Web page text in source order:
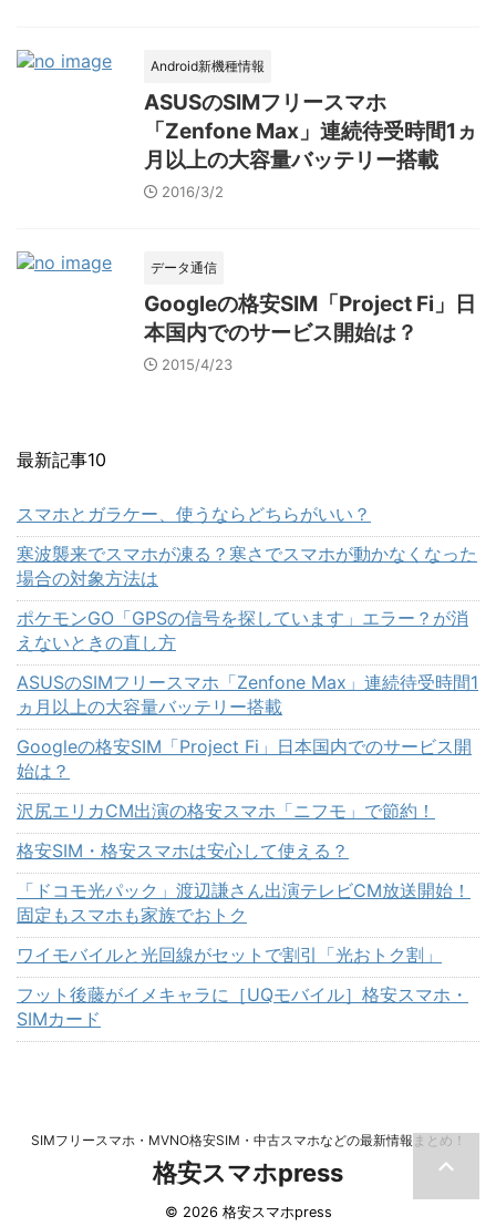
Android新機種情報
ASUSのSIMフリースマホ
「Zenfone Max」連続待受時間1ヵ
月以上の大容量バッテリー搭載
2016/3/2
データ通信
Googleの格安SIM「Project Fi」日
本国内でのサービス開始は？
2015/4/23
最新記事10
スマホとガラケー、使うならどちらがいい？
寒波襲来でスマホが凍る？寒さでスマホが動かなくなった
場合の対象方法は
ポケモンGO「GPSの信号を探しています」エラー？が消
えないときの直し方
ASUSのSIMフリースマホ「Zenfone Max」連続待受時間1
ヵ月以上の大容量バッテリー搭載
Googleの格安SIM「Project Fi」日本国内でのサービス開
始は？
沢尻エリカCM出演の格安スマホ「ニフモ」で節約！
格安SIM・格安スマホは安心して使える？
「ドコモ光パック」渡辺謙さん出演テレビCM放送開始！
固定もスマホも家族でおトク
ワイモバイルと光回線がセットで割引「光おトク割」
フット後藤がイメキャラに［UQモバイル］格安スマホ・
SIMカード
SIMフリースマホ・MVNO格安SIM・中古スマホなどの最新情報まとめ！
格安スマホpress
© 2026 格安スマホpress